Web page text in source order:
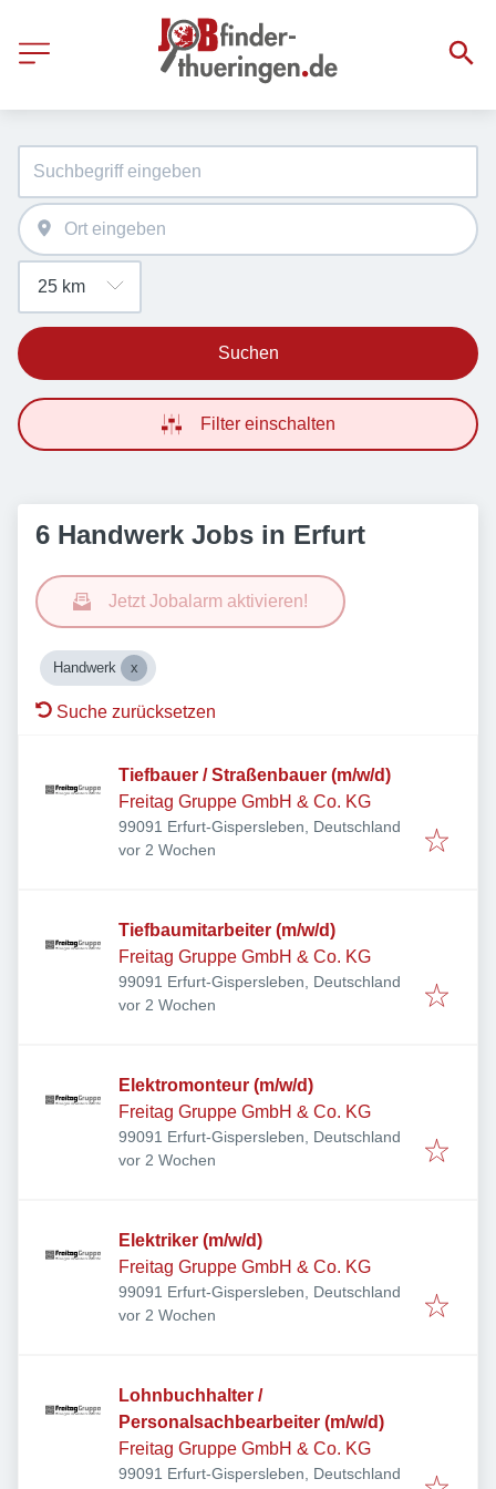
Suchen
Filter einschalten
6 Handwerk Jobs in Erfurt
Jetzt Jobalarm aktivieren!
Handwerk
Suche zurücksetzen
Tiefbauer / Straßenbauer (m/w/d)
Freitag Gruppe GmbH & Co. KG
99091 Erfurt-Gispersleben, Deutschland
Veröffentlicht:
vor 2 Wochen
Tiefbaumitarbeiter (m/w/d)
Freitag Gruppe GmbH & Co. KG
99091 Erfurt-Gispersleben, Deutschland
Veröffentlicht:
vor 2 Wochen
Elektromonteur (m/w/d)
Freitag Gruppe GmbH & Co. KG
99091 Erfurt-Gispersleben, Deutschland
Veröffentlicht:
vor 2 Wochen
Elektriker (m/w/d)
Freitag Gruppe GmbH & Co. KG
99091 Erfurt-Gispersleben, Deutschland
Veröffentlicht:
vor 2 Wochen
Lohnbuchhalter /
Personalsachbearbeiter (m/w/d)
Freitag Gruppe GmbH & Co. KG
99091 Erfurt-Gispersleben, Deutschland